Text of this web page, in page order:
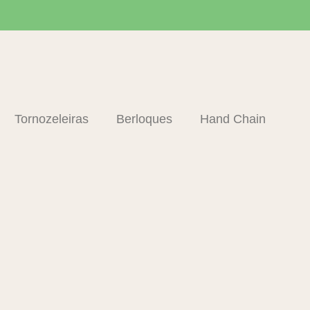
Tornozeleiras Berloques Hand Chain